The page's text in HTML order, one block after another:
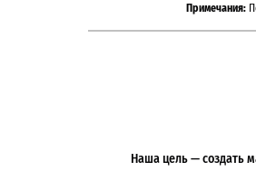
Примечания:
Наша цель — создать